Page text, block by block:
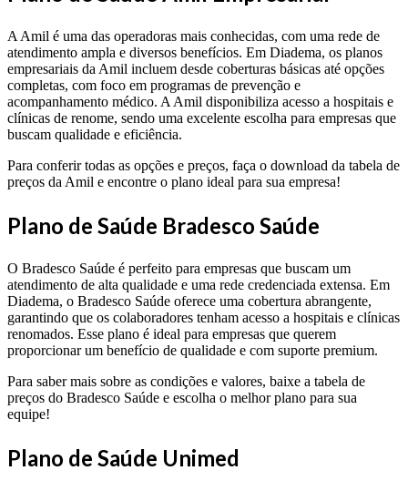
A Amil é uma das operadoras mais conhecidas, com uma rede de
atendimento ampla e diversos benefícios. Em Diadema, os planos
empresariais da Amil incluem desde coberturas básicas até opções
completas, com foco em programas de prevenção e
acompanhamento médico. A Amil disponibiliza acesso a hospitais e
clínicas de renome, sendo uma excelente escolha para empresas que
buscam qualidade e eficiência.
Para conferir todas as opções e preços, faça o download da tabela de
preços da Amil e encontre o plano ideal para sua empresa!
Plano de Saúde Bradesco Saúde
O Bradesco Saúde é perfeito para empresas que buscam um
atendimento de alta qualidade e uma rede credenciada extensa. Em
Diadema, o Bradesco Saúde oferece uma cobertura abrangente,
garantindo que os colaboradores tenham acesso a hospitais e clínicas
renomados. Esse plano é ideal para empresas que querem
proporcionar um benefício de qualidade e com suporte premium.
Para saber mais sobre as condições e valores, baixe a tabela de
preços do Bradesco Saúde e escolha o melhor plano para sua
equipe!
Plano de Saúde Unimed